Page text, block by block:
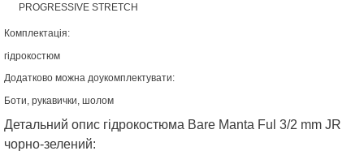
PROGRESSIVE STRETCH
Комплектація:
гідрокостюм
Додатково можна доукомплектувати:
Боти, рукавички, шолом
Детальний опис гідрокостюма Bare Manta Ful 3/2 mm JR
чорно-зелений: